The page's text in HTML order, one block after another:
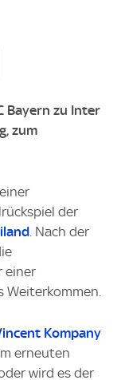
Bayern zu Inter
zum
der
. Nach der
einer
Weiterkommen.
Kompany
erneuten
wird es der